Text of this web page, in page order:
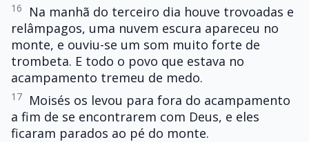
16
Na manhã do terceiro dia houve trovoadas e
relâmpagos, uma nuvem escura apareceu no
monte, e ouviu-se um som muito forte de
trombeta. E todo o povo que estava no
acampamento tremeu de medo.
17
Moisés os levou para fora do acampamento
a fim de se encontrarem com Deus, e eles
ficaram parados ao pé do monte.